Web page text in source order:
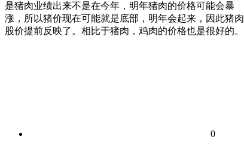
是猪肉业绩出来不是在今年，明年猪肉的价格可能会暴
涨，所以猪价现在可能就是底部，明年会起来，因此猪肉
股价提前反映了。相比于猪肉，鸡肉的价格也是很好的。
0